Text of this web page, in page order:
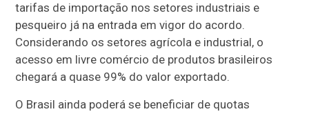
tarifas de importação nos setores industriais e
pesqueiro já na entrada em vigor do acordo.
Considerando os setores agrícola e industrial, o
acesso em livre comércio de produtos brasileiros
chegará a quase 99% do valor exportado.
O Brasil ainda poderá se beneficiar de quotas